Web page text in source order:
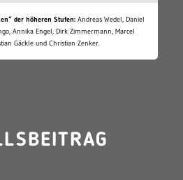
der höheren Stufen: Andreas Wedel, Daniel
Annika Engel, Dirk Zimmermann, Marcel
Gäckle und Christian Zenker.